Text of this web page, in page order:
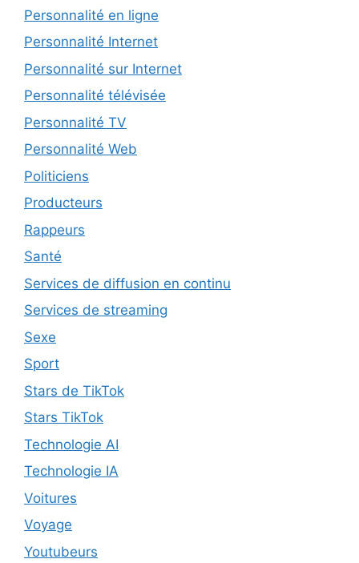
Personnalité en ligne
Personnalité Internet
Personnalité sur Internet
Personnalité télévisée
Personnalité TV
Personnalité Web
Politiciens
Producteurs
Rappeurs
Santé
Services de diffusion en continu
Services de streaming
Sexe
Sport
Stars de TikTok
Stars TikTok
Technologie AI
Technologie IA
Voitures
Voyage
Youtubeurs